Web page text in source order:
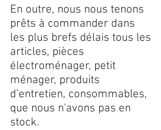
En outre, nous nous tenons
prêts à commander dans
les plus brefs délais tous les
articles, pièces
électroménager, petit
ménager, produits
d’entretien, consommables,
que nous n'avons pas en
stock.